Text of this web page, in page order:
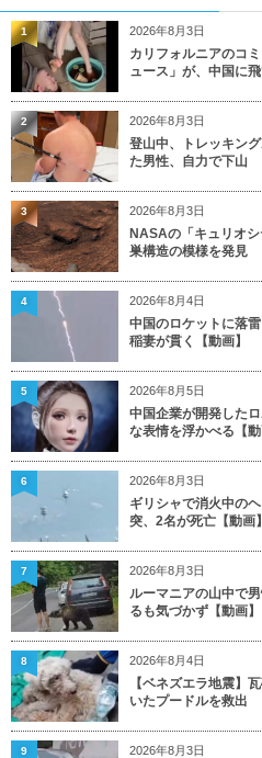
2026年8月3日
カリフォルニアのコ
ュース」が、中国に
1
2026年8月3日
登山中、トレッキン
た男性、自力で下山
2
2026年8月3日
NASAの「キュリオ
巣構造の模様を発見
3
2026年8月4日
中国のロケットに落
稲妻が貫く【動画】
4
2026年8月5日
中国企業が開発した
な表情を浮かべる【動
5
2026年8月3日
ギリシャで消火中の
突、2名が死亡【動画】
6
2026年8月3日
ルーマニアの山中で
るも気づかず【動画】
7
2026年8月4日
【ベネズエラ地震】
いたプードルを救出
8
2026年8月3日
9